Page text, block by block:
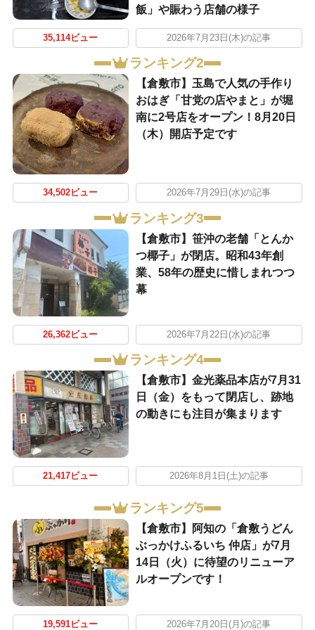
飯」や賑わう店舗の様子
35,114ビュー 2026年7月23日(木)の記事
ランキング2
【倉敷市】玉島で人気の手作り
おはぎ「甘党の店やまと」が堀
南に2号店をオープン！8月20日
（木）開店予定です
34,502ビュー 2026年7月29日(水)の記事
ランキング3
【倉敷市】笹沖の老舗「とんか
つ椰子」が閉店。昭和43年創
業、58年の歴史に惜しまれつつ
幕
26,362ビュー 2026年7月22日(水)の記事
ランキング4
【倉敷市】金光薬品本店が7月31
日（金）をもって閉店し、跡地
の動きにも注目が集まります
21,417ビュー 2026年8月1日(土)の記事
ランキング5
【倉敷市】阿知の「倉敷うどん
ぶっかけふるいち 仲店」が7月
14日（火）に待望のリニューア
ルオープンです！
19,591ビュー 2026年7月20日(月)の記事